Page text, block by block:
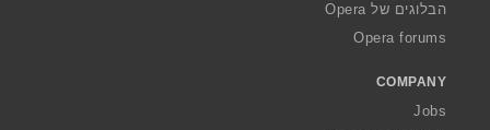
הבלוגים של Opera
Opera forums
COMPANY
Jobs